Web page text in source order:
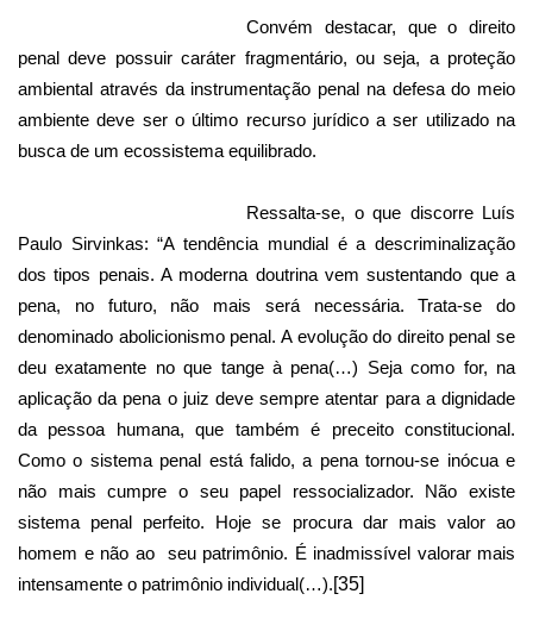
Convém destacar, que o direito
penal deve possuir caráter fragmentário, ou seja, a proteção
ambiental através da instrumentação penal na defesa do meio
ambiente deve ser o último recurso jurídico a ser utilizado na
busca de um ecossistema equilibrado.
Ressalta-se, o que discorre Luís
Paulo Sirvinkas: “A tendência mundial é a descriminalização
dos tipos penais. A moderna doutrina vem sustentando que a
pena, no futuro, não mais será necessária. Trata-se do
denominado abolicionismo penal. A evolução do direito penal se
deu exatamente no que tange à pena(…) Seja como for, na
aplicação da pena o juiz deve sempre atentar para a dignidade
da pessoa humana, que também é preceito constitucional.
Como o sistema penal está falido, a pena tornou-se inócua e
não mais cumpre o seu papel ressocializador. Não existe
sistema penal perfeito. Hoje se procura dar mais valor ao
homem e não ao
seu patrimônio. É inadmissível valorar mais
intensamente o patrimônio individual(…).[35]